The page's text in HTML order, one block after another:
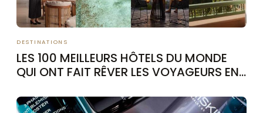
DESTINATIONS
LES 100 MEILLEURS HÔTELS DU MONDE
QUI ONT FAIT RÊVER LES VOYAGEURS EN